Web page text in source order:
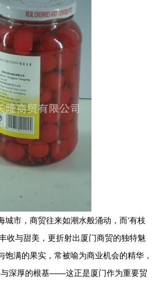
城市，商贸往来如潮水般涌动，而‘有枝
收与甜美，更折射出厦门商贸的独特魅
满的果实，常被喻为商业机会的精华，
与深厚的根基——这正是厦门作为重要贸